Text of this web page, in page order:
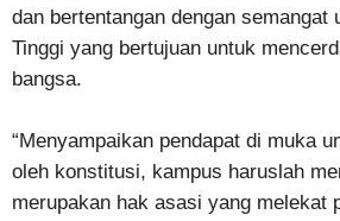
dan bertentangan dengan semangat
Tinggi yang bertujuan untuk
bangsa.
“Menyampaikan pendapat di muka
oleh konstitusi, kampus haruslah
merupakan hak asasi yang melekat